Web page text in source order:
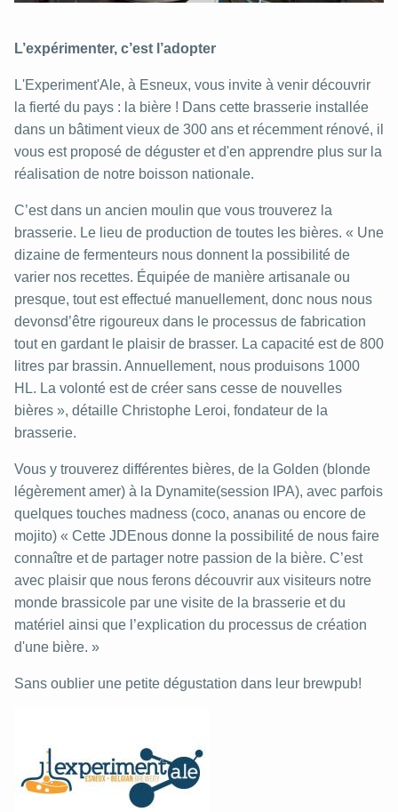
L’expérimenter, c’est l’adopter
L'Experiment'Ale, à Esneux, vous invite à venir découvrir
la fierté du pays : la bière ! Dans cette brasserie installée
dans un bâtiment vieux de 300 ans et récemment rénové, il
vous est proposé de déguster et d'en apprendre plus sur la
réalisation de notre boisson nationale.
C’est dans un ancien moulin que vous trouverez la
brasserie. Le lieu de production de toutes les bières. « Une
dizaine de fermenteurs nous donnent la possibilité de
varier nos recettes. Équipée de manière artisanale ou
presque, tout est effectué manuellement, donc nous nous
devonsd’être rigoureux dans le processus de fabrication
tout en gardant le plaisir de brasser. La capacité est de 800
litres par brassin. Annuellement, nous produisons 1000
HL. La volonté est de créer sans cesse de nouvelles
bières », détaille Christophe Leroi, fondateur de la
brasserie.
Vous y trouverez différentes bières, de la Golden (blonde
légèrement amer) à la Dynamite(session IPA), avec parfois
quelques touches madness (coco, ananas ou encore de
mojito) « Cette JDEnous donne la possibilité de nous faire
connaître et de partager notre passion de la bière. C’est
avec plaisir que nous ferons découvrir aux visiteurs notre
monde brassicole par une visite de la brasserie et du
matériel ainsi que l’explication du processus de création
d'une bière. »
Sans oublier une petite dégustation dans leur brewpub!